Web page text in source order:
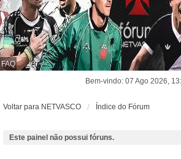
FAQ
Bem-vindo: 07 Ago 2026,
Voltar para NETVASCO Índice do Fórum
Este painel não possui fóruns.